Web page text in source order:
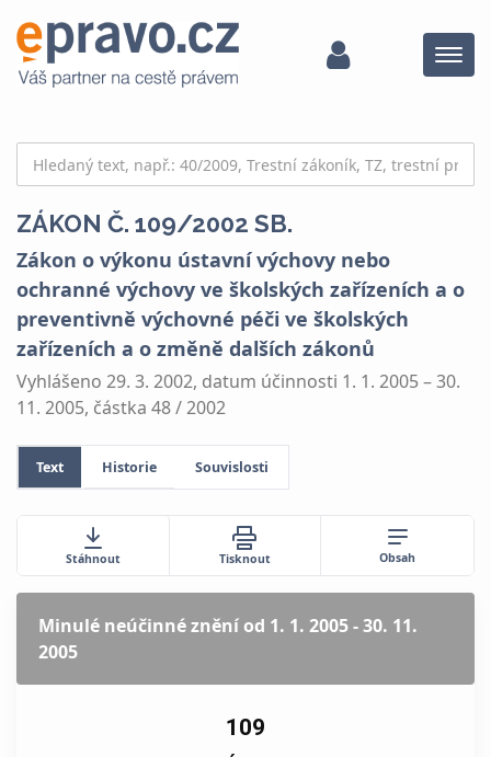
Menu
ZÁKON Č. 109/2002 SB.
Zákon o výkonu ústavní výchovy nebo
ochranné výchovy ve školských zařízeních a o
preventivně výchovné péči ve školských
zařízeních a o změně dalších zákonů
Vyhlášeno 29. 3. 2002, datum účinnosti 1. 1. 2005 – 30.
11. 2005, částka 48 / 2002
Text Historie Souvislosti
Stáhnout Tisknout Obsah
Minulé neúčinné zněníod 1. 1. 2005 - 30. 11.
2005
109